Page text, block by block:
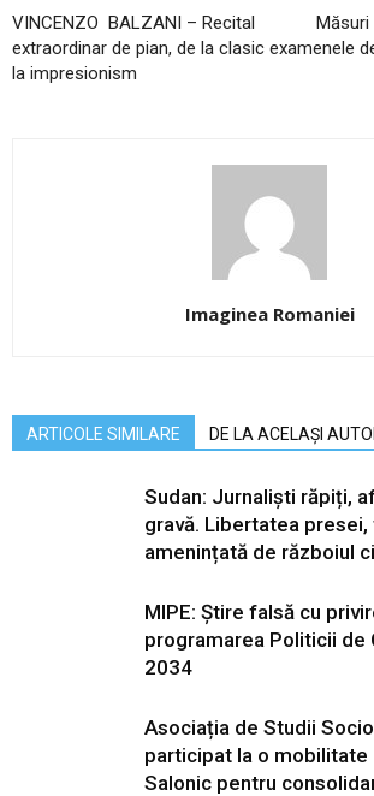
VINCENZO BALZANI – Recital
extraordinar de pian, de la clasic
la impresionism
Măsuri
examenele
Imaginea Romaniei
ARTICOLE SIMILARE DE LA ACELAȘI
Sudan: Jurnaliști răpiți,
gravă. Libertatea presei,
amenințată de războiul
MIPE: Știre falsă cu
programarea Politicii de
2034
Asociația de Studii
participat la o mobilitate
Salonic pentru